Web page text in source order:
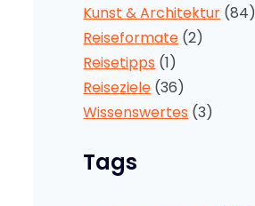
Kunst & Architektur (84)
Reiseformate (2)
Reisetipps (1)
Reiseziele (36)
Wissenswertes (3)
Tags